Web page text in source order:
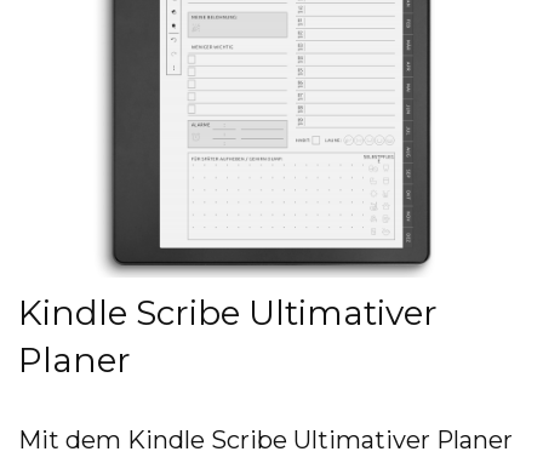
Kindle Scribe Ultimativer
Planer
Mit dem Kindle Scribe Ultimativer Planer